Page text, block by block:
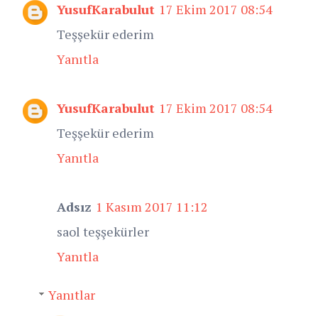
YusufKarabulut 17 Ekim 2017 08:54
Teşşekür ederim
Yanıtla
YusufKarabulut 17 Ekim 2017 08:54
Teşşekür ederim
Yanıtla
Adsız 1 Kasım 2017 11:12
saol teşşekürler
Yanıtla
Yanıtlar